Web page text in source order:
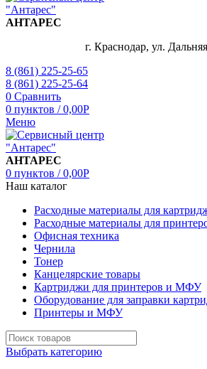
АНТАРЕС
г. Краснодар, ул.
8 (861) 225-25-65
8 (861) 225-25-64
0 Сравнить
0 пунктов / 0,00Р
Меню
АНТАРЕС
0 пунктов / 0,00Р
Наш каталог
Расходные материалы для
Расходные материалы для
Офисная техника
Чернила
Тонер
Канцелярские товары
Картриджи для принтеров и МФУ
Оборудование для заправки
Принтеры и МФУ
Выбрать категорию